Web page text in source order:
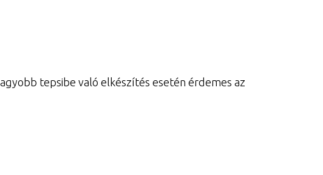
tepsibe való elkészítés esetén érdemes az